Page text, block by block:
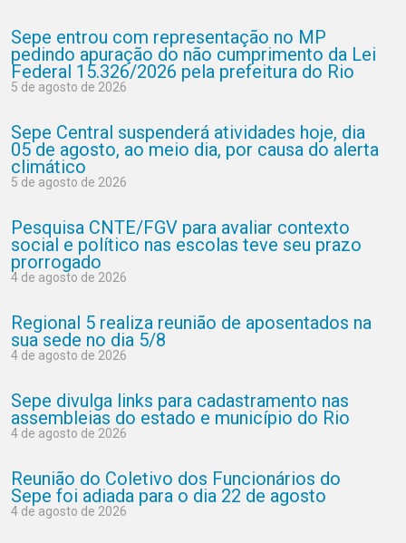
Sepe entrou com representação no MP
pedindo apuração do não cumprimento da Lei
Federal 15.326/2026 pela prefeitura do Rio
5 de agosto de 2026
Sepe Central suspenderá atividades hoje, dia
05 de agosto, ao meio dia, por causa do alerta
climático
5 de agosto de 2026
Pesquisa CNTE/FGV para avaliar contexto
social e político nas escolas teve seu prazo
prorrogado
4 de agosto de 2026
Regional 5 realiza reunião de aposentados na
sua sede no dia 5/8
4 de agosto de 2026
Sepe divulga links para cadastramento nas
assembleias do estado e município do Rio
4 de agosto de 2026
Reunião do Coletivo dos Funcionários do
Sepe foi adiada para o dia 22 de agosto
4 de agosto de 2026